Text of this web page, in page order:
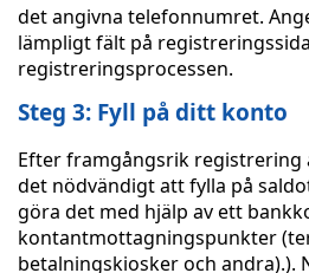
det angivna telefonnumret.
lämpligt fält på
registreringsprocessen.
Steg 3: Fyll på ditt konto
Efter framgångsrik registrering
det nödvändigt att fylla på
göra det med hjälp av ett
kontantmottagningspunkter
betalningskiosker och andra).).